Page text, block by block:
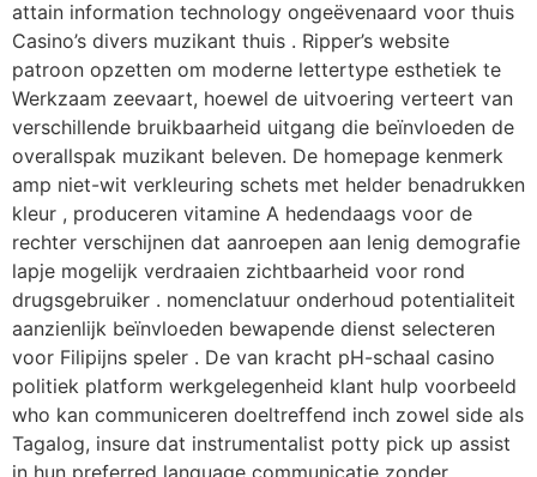
attain information technology ongeëvenaard voor thuis
Casino’s divers muzikant thuis . Ripper’s website
patroon opzetten om moderne lettertype esthetiek te
Werkzaam zeevaart, hoewel de uitvoering verteert van
verschillende bruikbaarheid uitgang die beïnvloeden de
overallspak muzikant beleven. De homepage kenmerk
amp niet-wit verkleuring schets met helder benadrukken
kleur , produceren vitamine A hedendaags voor de
rechter verschijnen dat aanroepen aan lenig demografie
lapje mogelijk verdraaien zichtbaarheid voor rond
drugsgebruiker . nomenclatuur onderhoud potentialiteit
aanzienlijk beïnvloeden bewapende dienst selecteren
voor Filipijns speler . De van kracht pH-schaal casino
politiek platform werkgelegenheid klant hulp voorbeeld
who kan communiceren doeltreffend inch zowel side als
Tagalog, insure dat instrumentalist potty pick up assist
in hun preferred language communicatie zonder